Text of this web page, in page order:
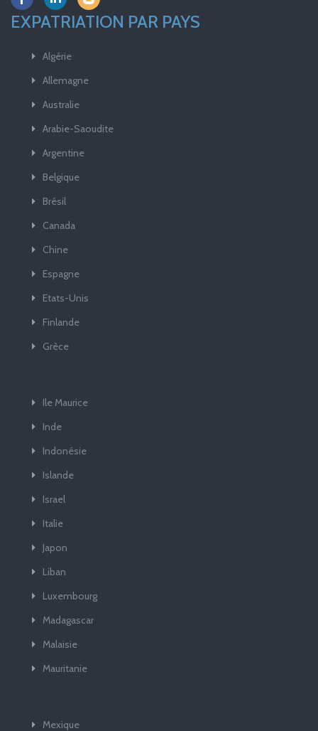
EXPATRIATION PAR PAYS
Algérie
Allemagne
Australie
Arabie-Saoudite
Argentine
Belgique
Brésil
Canada
Chine
Espagne
Etats-Unis
Finlande
Grèce
Ile Maurice
Inde
Indonésie
Islande
Israel
Italie
Japon
Liban
Luxembourg
Madagascar
Malaisie
Mauritanie
Mexique